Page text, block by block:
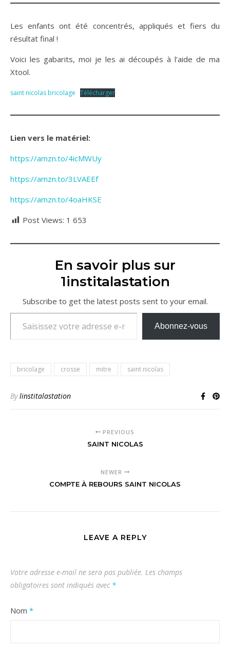
Les enfants ont été concentrés, appliqués et fiers du
résultat final !
Voici les gabarits, moi je les ai découpés à l’aide de ma
Xtool.
saint nicolas bricolage Télécharger
Lien vers le matériel:
https://amzn.to/4icMWUy
https://amzn.to/3LVAEEf
https://amzn.to/4oaHKSE
Post Views: 1 653
En savoir plus sur
1institalastation
Subscribe to get the latest posts sent to your email.
Saisissez votre adresse e-mail…
Abonnez-vous
bricolage crosse mitre saint nicolas
Bylinstitalastation
PREVIOUS
SAINT NICOLAS
NEWER
COMPTE À REBOURS SAINT NICOLAS
LEAVE A REPLY
Votre adresse e-mail ne sera pas publiée. Les champs
obligatoires sont indiqués avec *
Nom *